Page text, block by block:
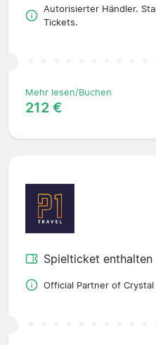
Autorisierter Händler.
Tickets.
Mehr lesen/Buchen
212 €
Spielticket enthalten
Official Partner of Crystal